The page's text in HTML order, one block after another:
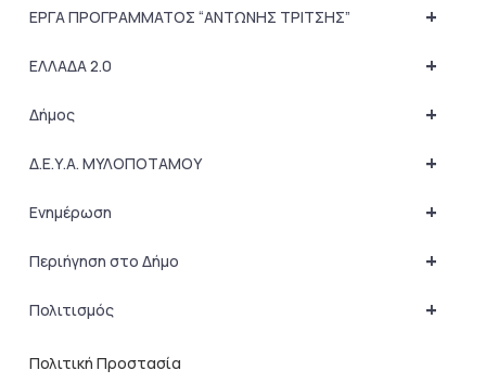
+
ΕΡΓΑ ΠΡΟΓΡΑΜΜΑΤΟΣ “ΑΝΤΩΝΗΣ ΤΡΙΤΣΗΣ”
+
ΕΛΛΑΔΑ 2.0
+
Δήμος
+
Δ.Ε.Υ.Α. ΜΥΛΟΠΟΤΑΜΟΥ
+
Ενημέρωση
+
Περιήγηση στο Δήμο
+
Πολιτισμός
Πολιτική Προστασία